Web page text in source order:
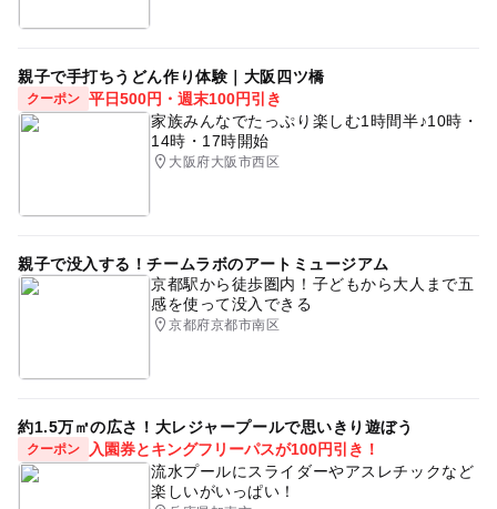
親子で手打ちうどん作り体験｜大阪四ツ橋
クーポン 平日500円・週末100円引き
家族みんなでたっぷり楽しむ1時間半♪10時・
14時・17時開始
大阪府大阪市西区
親子で没入する！チームラボのアートミュージアム
京都駅から徒歩圏内！子どもから大人まで五
感を使って没入できる
京都府京都市南区
約1.5万㎡の広さ！大レジャープールで思いきり遊ぼう
クーポン
入園券とキングフリーパスが100円引き！
流水プールにスライダーやアスレチックなど
楽しいがいっぱい！